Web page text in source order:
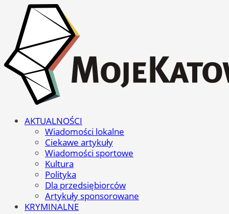
AKTUALNOŚCI
Wiadomości lokalne
Ciekawe artykuły
Wiadomości sportowe
Kultura
Polityka
Dla przedsiębiorców
Artykuły sponsorowane
KRYMINALNE